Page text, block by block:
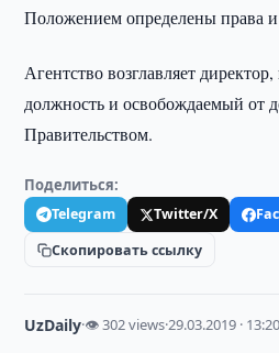
Положением определены права и
Агентство возглавляет
должность и освобождаемый от
Правительством.
Поделиться:
Telegram Twitter/X
Скопировать ссылку
UzDaily·👁 302 views·29.03.2019 · 13:20